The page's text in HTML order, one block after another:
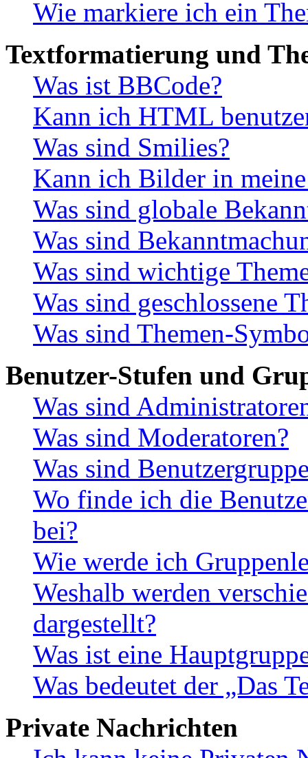
Wie markiere ich ein
Textformatierung und
Was ist BBCode?
Kann ich HTML
Was sind Smilies?
Kann ich Bilder in
Was sind globale
Was sind
Was sind wichtige
Was sind geschlossene
Was sind Themen-
Benutzer-Stufen und
Was sind
Was sind Moderatoren?
Was sind
Wo finde ich die
bei?
Wie werde ich
Weshalb werden
dargestellt?
Was ist eine
Was bedeutet der „Das
Private Nachrichten